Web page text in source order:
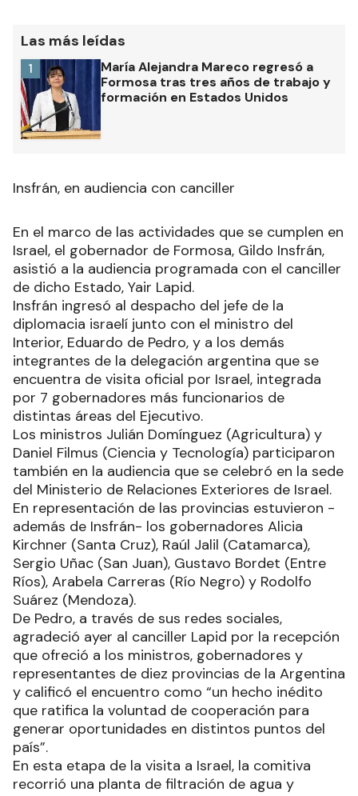
Las más leídas
María Alejandra Mareco regresó a
Formosa tras tres años de trabajo y
formación en Estados Unidos
1
Insfrán, en audiencia con canciller
En el marco de las actividades que se cumplen en
Israel, el gobernador de Formosa, Gildo Insfrán,
asistió a la audiencia programada con el canciller
de dicho Estado, Yair Lapid.
Insfrán ingresó al despacho del jefe de la
diplomacia israelí junto con el ministro del
Interior, Eduardo de Pedro, y a los demás
integrantes de la delegación argentina que se
encuentra de visita oficial por Israel, integrada
por 7 gobernadores más funcionarios de
distintas áreas del Ejecutivo.
Los ministros Julián Domínguez (Agricultura) y
Daniel Filmus (Ciencia y Tecnología) participaron
también en la audiencia que se celebró en la sede
del Ministerio de Relaciones Exteriores de Israel.
En representación de las provincias estuvieron -
además de Insfrán- los gobernadores Alicia
Kirchner (Santa Cruz), Raúl Jalil (Catamarca),
Sergio Uñac (San Juan), Gustavo Bordet (Entre
Ríos), Arabela Carreras (Río Negro) y Rodolfo
Suárez (Mendoza).
De Pedro, a través de sus redes sociales,
agradeció ayer al canciller Lapid por la recepción
que ofreció a los ministros, gobernadores y
representantes de diez provincias de la Argentina
y calificó el encuentro como “un hecho inédito
que ratifica la voluntad de cooperación para
generar oportunidades en distintos puntos del
país”.
En esta etapa de la visita a Israel, la comitiva
recorrió una planta de filtración de agua y